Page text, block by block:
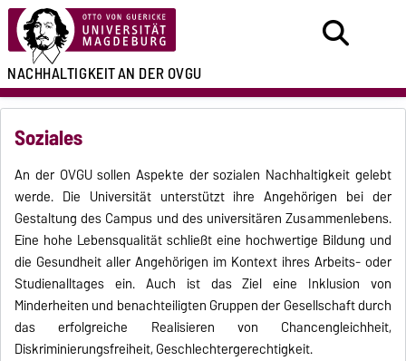
NACHHALTIGKEITAN DER OVGU
Soziales
An der OVGU sollen Aspekte der sozialen Nachhaltigkeit gelebt
werde. Die Universität unterstützt ihre Angehörigen bei der
Gestaltung des Campus und des universitären Zusammenlebens.
Eine hohe Lebensqualität schließt eine hochwertige Bildung und
die Gesundheit aller Angehörigen im Kontext ihres Arbeits- oder
Studienalltages ein. Auch ist das Ziel eine Inklusion von
Minderheiten und benachteiligten Gruppen der Gesellschaft durch
das erfolgreiche Realisieren von Chancengleichheit,
Diskriminierungsfreiheit, Geschlechtergerechtigkeit.